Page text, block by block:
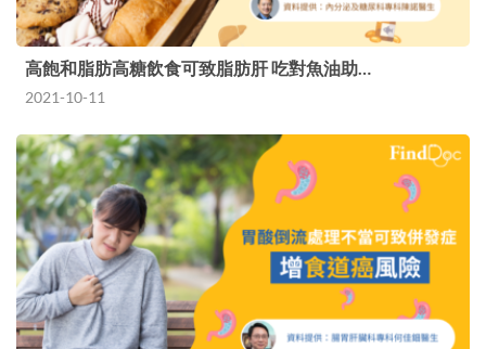
高飽和脂肪高糖飲食可致脂肪肝 吃對魚油助…
2021-10-11